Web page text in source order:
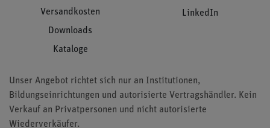
Versandkosten
Downloads
Kataloge
LinkedIn
Unser Angebot richtet sich nur an Institutionen,
Bildungseinrichtungen und autorisierte Vertragshändler. Kein
Verkauf an Privatpersonen und nicht autorisierte
Wiederverkäufer.